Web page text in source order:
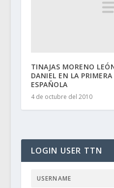
TINAJAS MORENO
DANIEL EN LA
ESPAÑOLA
4 de octubre del 2010
LOGIN USER TTN